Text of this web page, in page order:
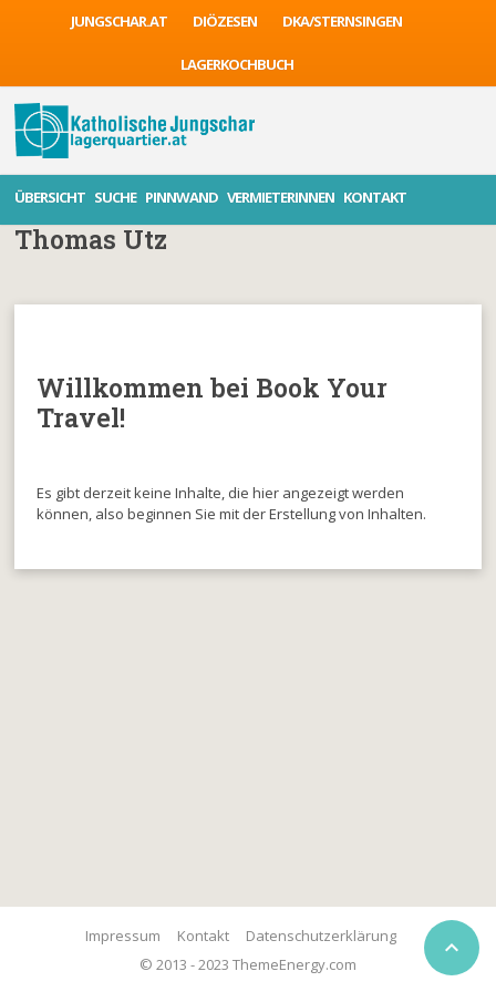
JUNGSCHAR.AT DIÖZESEN DKA/STERNSINGEN
LAGERKOCHBUCH
ÜBERSICHT SUCHE PINNWAND VERMIETERINNEN KONTAKT
Thomas Utz
Willkommen bei Book Your
Travel!
Es gibt derzeit keine Inhalte, die hier angezeigt werden
können, also beginnen Sie mit der Erstellung von Inhalten.

© 2013 - 2023 ThemeEnergy.com
Impressum Kontakt Datenschutzerklärung